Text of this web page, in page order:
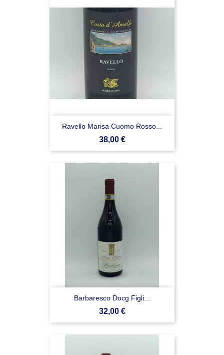
Ravello Marisa Cuomo Rosso...
Prezzo
38,00 €
Barbaresco Docg Figli...
Prezzo
32,00 €